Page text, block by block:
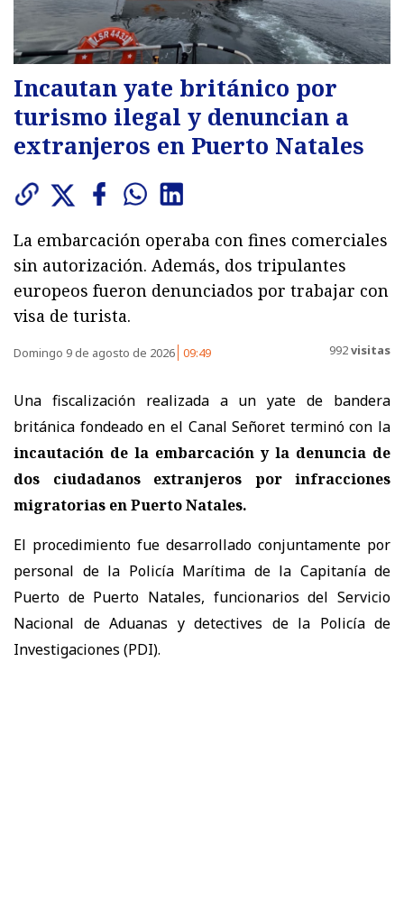
Incautan yate británico por
turismo ilegal y denuncian a
extranjeros en Puerto Natales
La embarcación operaba con fines comerciales
sin autorización. Además, dos tripulantes
europeos fueron denunciados por trabajar con
visa de turista.
Domingo 9 de agosto de 2026 09:49 992visitas
Una fiscalización realizada a un yate de bandera
británica fondeado en el Canal Señoret terminó con la
incautación de la embarcación y la denuncia de
dos ciudadanos extranjeros por infracciones
migratorias en Puerto Natales.
El procedimiento fue desarrollado conjuntamente por
personal de la Policía Marítima de la Capitanía de
Puerto de Puerto Natales, funcionarios del Servicio
Nacional de Aduanas y detectives de la Policía de
Investigaciones (PDI).